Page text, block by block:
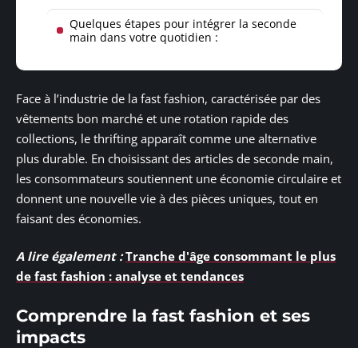
Quelques étapes pour intégrer la seconde
main dans votre quotidien :
Face à l’industrie de la fast fashion, caractérisée par des
vêtements bon marché et une rotation rapide des
collections, le thrifting apparaît comme une alternative
plus durable. En choisissant des articles de seconde main,
les consommateurs soutiennent une économie circulaire et
donnent une nouvelle vie à des pièces uniques, tout en
faisant des économies.
A lire également : Tranche d'âge consommant le plus
de fast fashion : analyse et tendances
Comprendre la fast fashion et ses
impacts